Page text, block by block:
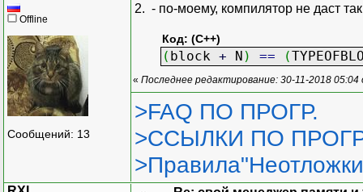
Offline
Сообщений: 13
2. - по-моему, компилятор не даст
Код: (C++)
( block + N ) == (
« Последнее редактирование: 30-11-2018 05:04
>FAQ ПО ПРОГР.
>ССЫЛКИ ПО